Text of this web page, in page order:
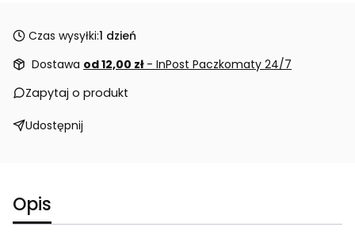
Czas wysyłki:1 dzień
Dostawa od 12,00 zł - InPost Paczkomaty 24/7
Zapytaj o produkt
Udostępnij
Opis